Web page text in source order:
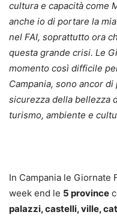
cultura e capacità come
anche io di portare la
nel FAI, soprattutto ora
questa grande crisi. Le
momento così difficile
Campania, sono ancor
sicurezza della bellezza
turismo, ambiente e
In Campania le Giornate
week end le 5 province
palazzi, castelli, ville,